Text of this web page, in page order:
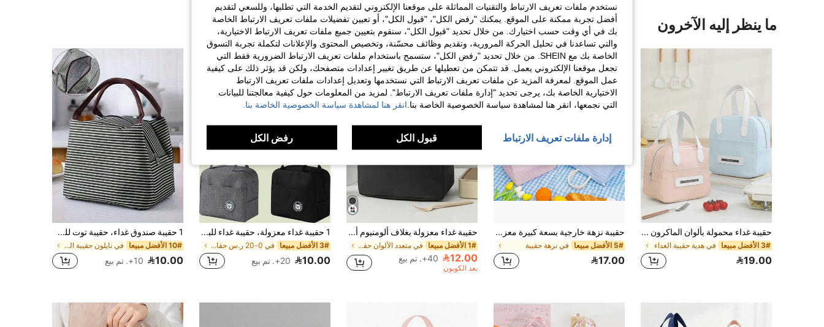
ما ينظر إليه الآخرون
حقيبة غداء محمولة بألوان الماكرون معزولة، حقيبة غداء حرارية بسعة كبيرة محمولة باليد، حقيبة بينتو قابلة لإعادة الاستخدام ومقاومة للتسرب، مناسبة للعمل والمكتب والمدرسة والنزهات والتخييم لتخزين الطعام، حقيبة تبريد بألوان ناعمة لطيفة، ضرورية للعودة إلى المدرسة، هدية مثالية لتخزين الغداء للنساء
3# الأفضل مبيعا في هدية حقيبة الغداء
19.00
حقيبة نزهة خارجية بسعة كبيرة معزولة للساخن والبارد، حقيبة غداء بنمط ماسي مع سحاب، حقيبة بينتو للطلاب، حقيبة يد محمولة، حقائب غداء
5# الأفضل مبيعا في نزهة حقيبة
17.00
حقيبة غداء معزولة بغلاف ألومنيوم أحادي اللون قطعة واحدة، حقيبة غداء محمولة للعمل والمدرسة، حقيبة لوازم المدرسة، حقيبة غداء للنساء، حقيبة تبريد، اكسسوارات للنزهات والمدرسة
1# الأفضل مبيعا في متعدد الألوان حقائب التبريد
12.00 40+. تم بيع
بعد الكوبون
1 حقيبة غداء معزولة، حقيبة غداء للبنات، صندوق غداء، حقيبة ظهر مبردة، أساسيات النزهة، حقيبة غداء مدرسية معزولة، صندوق مبرد، حقيبة حمل، صندوق غداء، كتلة ثلج، ملحقات التخييم، حقيبة غداء نسائية، حقيبة شاطئ، حقيبة غداء للتخييم، صندوق غداء للتخييم، حقيبة تخزين غداء محمولة خفيفة الوزن، حقيبة غداء للنزهة والمدرسة والعمل، حقيبة تنظيم للمدرسة، حقيبة تخزين للمعلم، حقيبة للفصل الدراسي
3# الأفضل مبيعا في 0-20 ر.س حقائب وجبات
10.00 20+. تم بيع
1 حقيبة صندوق غداء، حقيبة توت للطلاب، حقيبة غداء محمولة من رقائق الألومنيوم مقاومة للماء، صندوق غداء معزول، حاوية غداء مدرسية، حقيبة طعام محمولة، حقيبة طعام للمكتب، حقيبة نزهة مقاومة للماء، صندوق بينتو، حقيبة نزهة للتخييم، حقيبة نزهة للسفر، لوازم مدرسية، لوازم جامعية، ضروريات السفر، حقيبة نسائية معزولة، حقيبة لوازم العودة للمدرسة للنساء، إكسسوارات مدرسية
10# الأفضل مبيعا في نايلون حقيبة الغداء
10.00 10+. تم بيع
نستخدم ملفات تعريف الارتباط والتقنيات المماثلة على موقعنا الإلكتروني لتقديم الخدمة التي تطلبها، وللسعي لتقديم
أفضل تجربة ممكنة على الموقع. يمكنك "رفض الكل"، "قبول الكل"، أو تعيين تفضيلات ملفات تعريف الارتباط الخاصة
بك في أي وقت حسب اختيارك. من خلال تحديد "قبول الكل"، سنقوم بتعيين جميع ملفات تعريف الارتباط الاختيارية،
والتي تساعدنا في تحليل الحركة المرورية، وتقديم وظائف محسّنة، وتخصيص المحتوى والإعلانات لتكملة تجربة التسوق
الخاصة بك مع SHEIN. من خلال تحديد "رفض الكل"، ستسمح باستخدام ملفات تعريف الارتباط الضرورية فقط التي
تجعل موقعنا الإلكتروني يعمل. قد تتمكن من تعطيلها عن طريق تغيير إعدادات متصفحك، ولكن قد يؤثر ذلك على كيفية
عمل الموقع. لمعرفة المزيد عن ملفات تعريف الارتباط التي نستخدمها وتعديل إعدادات ملفات تعريف الارتباط
الاختيارية الخاصة بك، يرجى تحديد "إدارة ملفات تعريف الارتباط". لمزيد من المعلومات حول كيفية معالجتنا للبيانات
التي نجمعها، انقر هنا لمشاهدة سياسة الخصوصية الخاصة بنا. انقر هنا لمشاهدة سياسة الخصوصية الخاصة بنا.
إدارة ملفات تعريف الارتباط قبول الكل رفض الكل